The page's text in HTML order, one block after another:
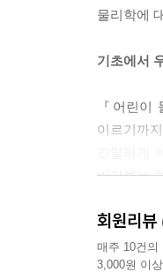
물리학에
기초에서
『어린
이르기까
바라보는
시리즈 소
회원리뷰
매주 10건의
3,000원 이